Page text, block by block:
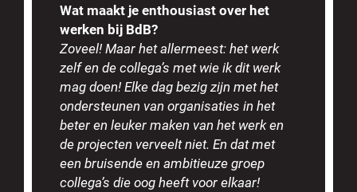
Wat maakt je enthousiast over het
werken bij BdB?
Zoveel! Maar het allermeest: het werk
zelf en de collega’s met wie ik dit werk
mag doen! Elke dag bezig zijn met het
ondersteunen van organisaties in het
beter en leuker maken van het werk en
de projecten verveelt niet. En dat met
een bruisende en ambitieuze groep
collega’s die oog heeft voor elkaar!